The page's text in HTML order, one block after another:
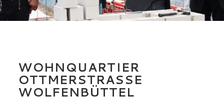
WOHNQUARTIER
OTTMERSTRASSE W
OLFENBÜTTEL